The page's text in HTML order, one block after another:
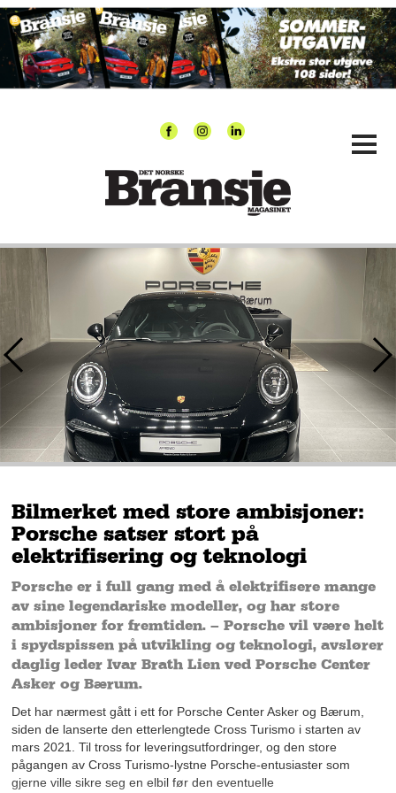
Bilmerket med store ambisjoner:
Porsche satser stort på
elektrifisering og teknologi
Porsche er i full gang med å elektrifisere mange
av sine legendariske modeller, og har store
ambisjoner for fremtiden. – Porsche vil være helt
i spydspissen på utvikling og teknologi, avslører
daglig leder Ivar Brath Lien ved Porsche Center
Asker og Bærum.
Det har nærmest gått i ett for Porsche Center Asker og Bærum,
siden de lanserte den etterlengtede Cross Turismo i starten av
mars 2021. Til tross for leveringsutfordringer, og den store
pågangen av Cross Turismo-lystne Porsche-entusiaster som
gjerne ville sikre seg en elbil før den eventuelle